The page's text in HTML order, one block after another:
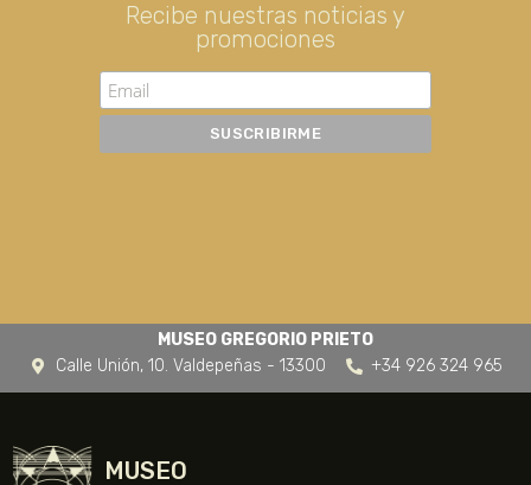
Recibe nuestras noticias y
promociones
MUSEO GREGORIO PRIETO
Calle Unión, 10. Valdepeñas - 13300
+34 926 324 965
MUSEO